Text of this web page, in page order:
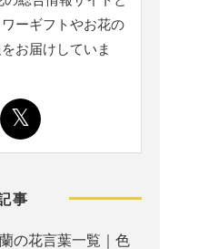
ーギフトやお花の
お届けしていま
事
の花言葉一覧｜色